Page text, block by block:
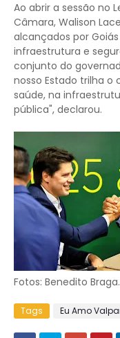
Ao abrir a sessão no
Câmara, Walison
alcançados por
infraestrutura e
conjunto do
nosso Estado trilha
saúde, na
pública", declarou.
Fotos: Benedito Braga.
Tags Eu Amo